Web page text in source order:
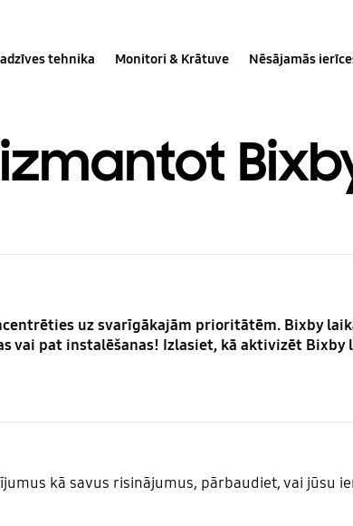
tehnika Monitori & Krātuve Nēsājamās
uz svarīgākajām prioritātēm. Bixby
vai pat instalēšanas! Izlasiet, kā aktivizēt
kā savus risinājumus, pārbaudiet, vai jūsu